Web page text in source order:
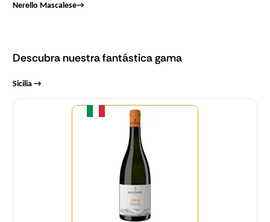
Nerello Mascalese→
Descubra nuestra fantástica gama
Sicilia →
Cantidad